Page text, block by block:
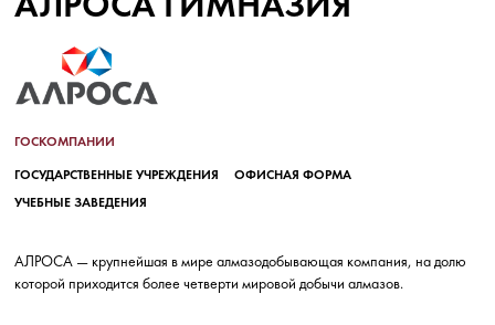
ГОСКОМПАНИИ
ГОСУДАРСТВЕННЫЕ УЧРЕЖДЕНИЯ
ОФИСНАЯ ФОРМА
УЧЕБНЫЕ ЗАВЕДЕНИЯ
АЛРОСА — крупнейшая в мире алмазодобывающая компания, на долю
которой приходится более четверти мировой добычи алмазов.